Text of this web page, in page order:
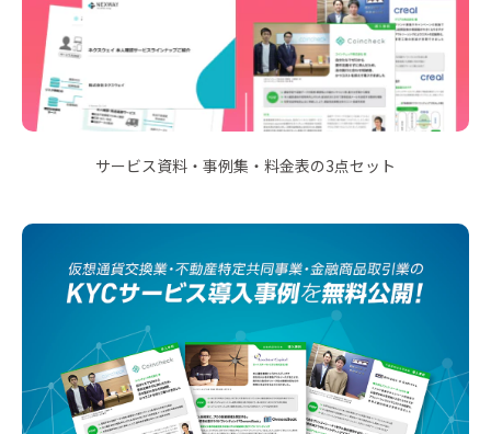
サービス資料・事例集・料金表の3点セット